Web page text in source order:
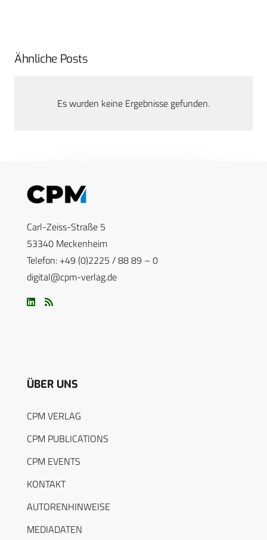
Ähnliche Posts
Es wurden keine Ergebnisse gefunden.
Carl-Zeiss-Straße 5
53340 Meckenheim
Telefon: +49 (0)2225 / 88 89 – 0
digital@cpm-verlag.de
ÜBER UNS
CPM VERLAG
CPM PUBLICATIONS
CPM EVENTS
KONTAKT
AUTORENHINWEISE
MEDIADATEN